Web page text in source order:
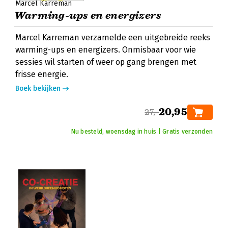
Marcel Karreman
Warming-ups en energizers
Marcel Karreman verzamelde een uitgebreide reeks
warming-ups en energizers. Onmisbaar voor wie
sessies wil starten of weer op gang brengen met
frisse energie.
Boek bekijken
27,-20,95
Nu besteld, woensdag in huis | Gratis verzonden